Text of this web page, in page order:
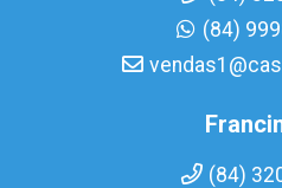
(84)
(84)